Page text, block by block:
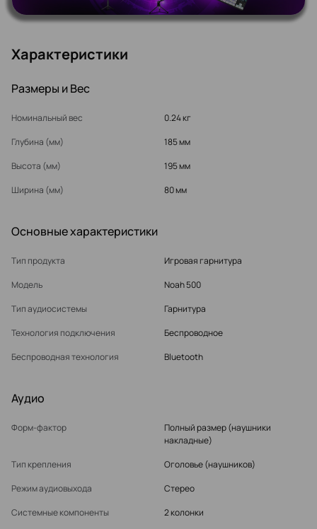
Характеристики
Размеры и Вес
Номинальный вес
0.24 кг
Глубина (мм)
185 мм
Высота (мм)
195 мм
Ширина (мм)
80 мм
Основные характеристики
Тип продукта
Игровая гарнитура
Модель
Noah 500
Тип аудиосистемы
Гарнитура
Технология подключения
Беспроводное
Беспроводная технология
Bluetooth
Аудио
Форм-фактор
Полный размер (наушники
накладные)
Тип крепления
Оголовье (наушников)
Режим аудиовыхода
Стерео
Системные компоненты
2 колонки